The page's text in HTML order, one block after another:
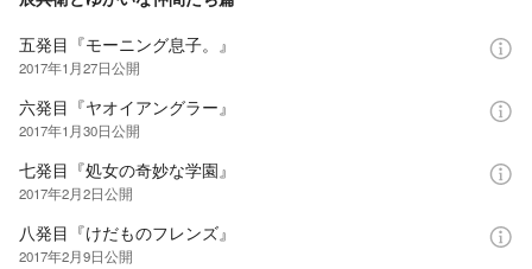
五発目『モーニング息子。』
2017年1月27日公開
六発目『ヤオイアングラー』
2017年1月30日公開
七発目『処女の奇妙な学園』
2017年2月2日公開
八発目『けだものフレンズ』
2017年2月9日公開